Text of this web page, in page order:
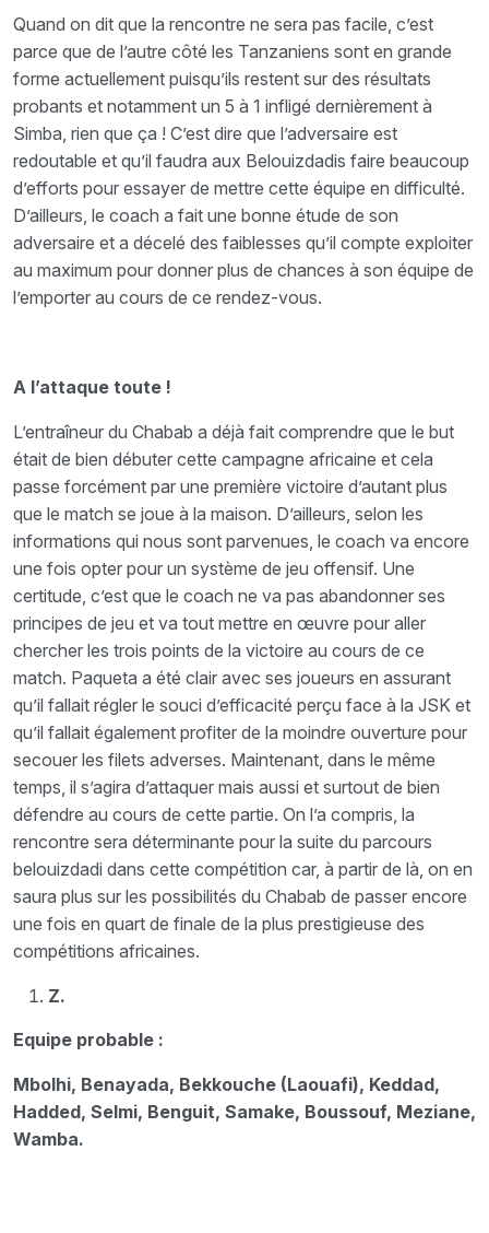
Quand on dit que la rencontre ne sera pas facile, c’est
parce que de l’autre côté les Tanzaniens sont en grande
forme actuellement puisqu’ils restent sur des résultats
probants et notamment un 5 à 1 infligé dernièrement à
Simba, rien que ça ! C’est dire que l’adversaire est
redoutable et qu’il faudra aux Belouizdadis faire beaucoup
d’efforts pour essayer de mettre cette équipe en difficulté.
D’ailleurs, le coach a fait une bonne étude de son
adversaire et a décelé des faiblesses qu’il compte exploiter
au maximum pour donner plus de chances à son équipe de
l’emporter au cours de ce rendez-vous.
A l’attaque toute !
L’entraîneur du Chabab a déjà fait comprendre que le but
était de bien débuter cette campagne africaine et cela
passe forcément par une première victoire d’autant plus
que le match se joue à la maison. D’ailleurs, selon les
informations qui nous sont parvenues, le coach va encore
une fois opter pour un système de jeu offensif. Une
certitude, c’est que le coach ne va pas abandonner ses
principes de jeu et va tout mettre en œuvre pour aller
chercher les trois points de la victoire au cours de ce
match. Paqueta a été clair avec ses joueurs en assurant
qu’il fallait régler le souci d’efficacité perçu face à la JSK et
qu’il fallait également profiter de la moindre ouverture pour
secouer les filets adverses. Maintenant, dans le même
temps, il s’agira d’attaquer mais aussi et surtout de bien
défendre au cours de cette partie. On l’a compris, la
rencontre sera déterminante pour la suite du parcours
belouizdadi dans cette compétition car, à partir de là, on en
saura plus sur les possibilités du Chabab de passer encore
une fois en quart de finale de la plus prestigieuse des
compétitions africaines.
Z.
Equipe probable :
Mbolhi, Benayada, Bekkouche (Laouafi), Keddad,
Hadded, Selmi, Benguit, Samake, Boussouf, Meziane,
Wamba.